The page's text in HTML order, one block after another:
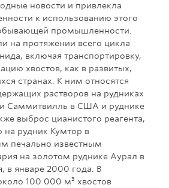
новости и привлекла
к использованию этого
промышленности.
на протяжении всего цикла
включая транспортировку,
хвостов, как в развитых,
странах. К ним относятся
растворов на рудниках
Саммитвилль в США и руднике
выброс цианистого реагента,
на рудник Кумтор в
печально известным
на золотом руднике Аурал в
в январе 2000 года. В
100 000 м³ хвостов